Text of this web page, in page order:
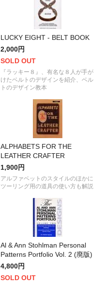
LUCKY EIGHT - BELT BOOK
2,000円
SOLD OUT
『ラッキー８』、有名な８人が手が
けたベルトのデザインを紹介、ベル
トのデザイン教本
ALPHABETS FOR THE
LEATHER CRAFTER
1,900円
アルファベットのスタイルのほかに
ツーリング用の道具の使い方も解説
Al & Ann Stohlman Personal
Patterns Portfolio Vol. 2 (廃版)
4,800円
SOLD OUT